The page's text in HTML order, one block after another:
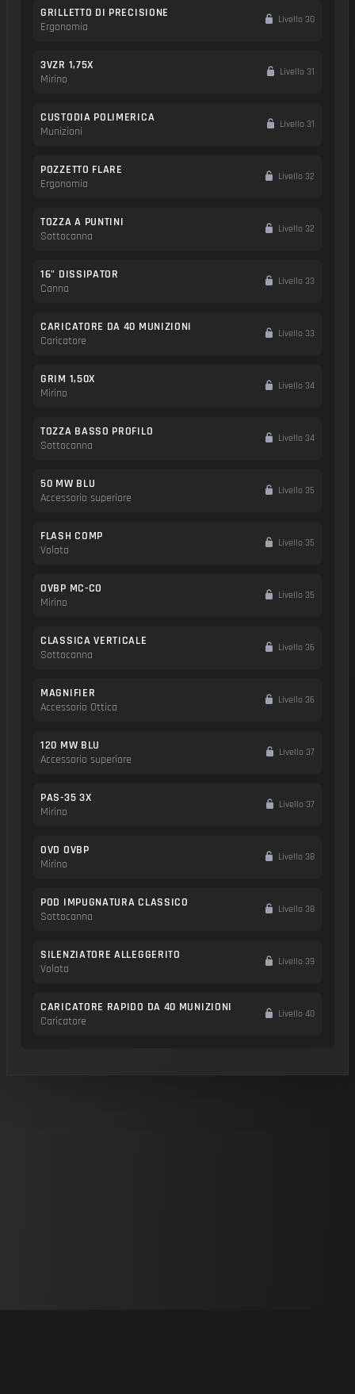
GRILLETTO DI PRECISIONE
Ergonomia
Livello 30
3VZR 1,75X
Mirino
Livello 31
CUSTODIA POLIMERICA
Munizioni
Livello 31
POZZETTO FLARE
Ergonomia
Livello 32
TOZZA A PUNTINI
Sottocanna
Livello 32
16" DISSIPATOR
Canna
Livello 33
CARICATORE DA 40 MUNIZIONI
Caricatore
Livello 33
GRIM 1,50X
Mirino
Livello 34
TOZZA BASSO PROFILO
Sottocanna
Livello 34
50 MW BLU
Accessorio superiore
Livello 35
FLASH COMP
Volata
Livello 35
OVBP MC-CO
Mirino
Livello 35
CLASSICA VERTICALE
Sottocanna
Livello 36
MAGNIFIER
Accessorio Ottica
Livello 36
120 MW BLU
Accessorio superiore
Livello 37
PAS-35 3X
Mirino
Livello 37
OVD OVBP
Mirino
Livello 38
POD IMPUGNATURA CLASSICO
Sottocanna
Livello 38
SILENZIATORE ALLEGGERITO
Volata
Livello 39
CARICATORE RAPIDO DA 40 MUNIZIONI
Caricatore
Livello 40